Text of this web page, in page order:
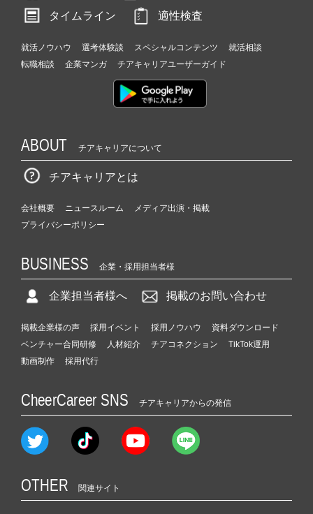
タイムライン
適性検査
就活ノウハウ 選考体験談 スペシャルコンテンツ
就活相談
転職相談
企業マンガ チアキャリアユーザーガイド
ABOUT チアキャリアについて
チアキャリアとは
会社概要 ニュースルーム
メディア出演・掲載
プライバシーポリシー
BUSINESS 企業・採用担当者様
企業担当者様へ 掲載のお問い合わせ
掲載企業様の声 採用イベント 採用ノウハウ
資料ダウンロード
ベンチャー合同研修
人材紹介 チアコネクション
TikTok運用
動画制作
採用代行
CheerCareer SNS チアキャリアからの発信
OTHER 関連サイト